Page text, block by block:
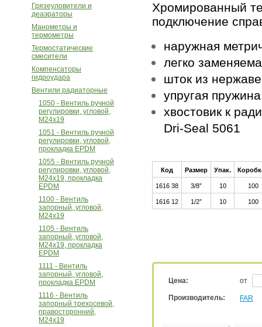
Грязеуловители и
деаэраторы
Манометры и
термометры
Термостатические
смесители
Компенсаторы
гидроудара
Вентили радиаторные
1050 - Вентиль ручной
регулировки, угловой,
M24x19
1051 - Вентиль ручной
регулировки, угловой,
прокладка EPDM
1055 - Вентиль ручной
регулировки, угловой,
М24х19, прокладка
EPDM
1100 - Вентиль
запорный, угловой,
М24х19
1105 - Вентиль
запорный, угловой,
M24x19, прокладка
EPDM
1111 - Вентиль
запорный, угловой,
прокладка EPDM
1116 - Вентиль
запорный трехосевой,
правосторонний,
M24x19
Хромированный
подключение
наружная
легко
шток из
упругая
хвостовик к
Dri-Seal 5061
Код Размер Упак.
1616 38 3/8” 10 100
1616 12 1/2” 10 100
Цена: от
Производитель: FAR